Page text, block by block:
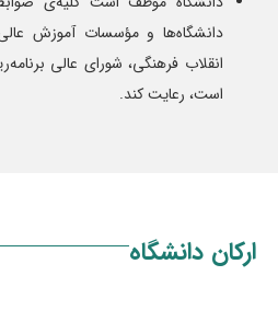
دانشگاه‌ها و مؤسسات آموزش
انقلاب فرهنگی، شورای عالی
است، رعایت کند.
ارکان دانشگاه